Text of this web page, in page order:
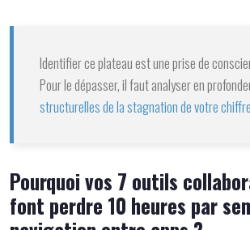
Identifier ce plateau est une prise de
Pour le dépasser, il faut analyser en
structurelles de la stagnation de votre
Pourquoi vos 7 outils
font perdre 10 heures par